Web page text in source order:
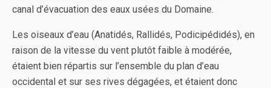
canal d’évacuation des eaux usées du Domaine.
Les oiseaux d’eau (Anatidés, Rallidés, Podicipédidés), en
raison de la vitesse du vent plutôt faible à modérée,
étaient bien répartis sur l’ensemble du plan d’eau
occidental et sur ses rives dégagées, et étaient donc